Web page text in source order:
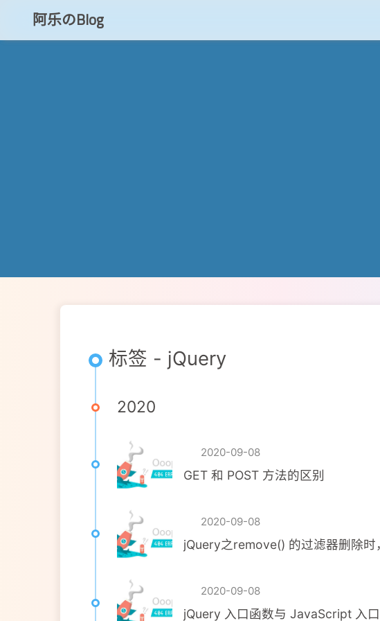
阿乐のBlog
标签 - jQuery
2020
2020-09-08
GET 和 POST 方法的区别
2020-09-08
jQuery之remove() 的过滤器删除
2020-09-08
jQuery 入口函数与 JavaScript 入